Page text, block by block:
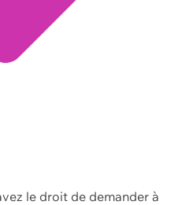
le droit de demander à